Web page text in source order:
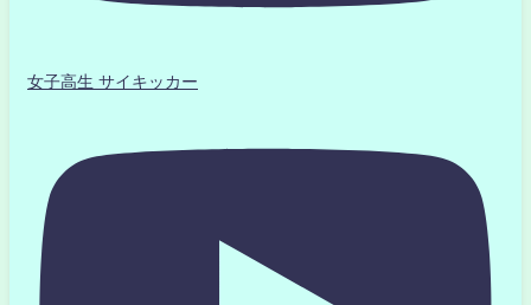
女子高生 サイキッカー